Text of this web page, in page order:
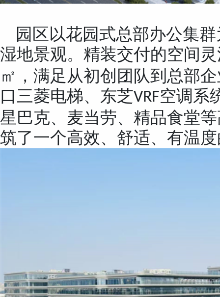
园区以花园式总部办公集
湿地景观。精装交付的空间
㎡，满足从初创团队到总部
口三菱电梯、东芝VRF空调系
星巴克、麦当劳、精品食堂
筑了一个高效、舒适、有温